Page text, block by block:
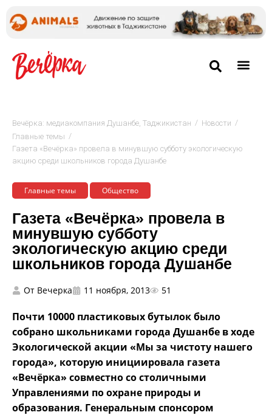
Вечёрка: медиакомпания Душанбе, Таджикистан / Новости /
Главные темы /
Газета «Вечёрка» провела в минувшую субботу экологическую
акцию среди школьников города Душанбе
Главные темы Общество
Газета «Вечёрка» провела в
минувшую субботу
экологическую акцию среди
школьников города Душанбе
От Вечерка 11 ноября, 2013 51
Почти 10000 пластиковых бутылок было
собрано школьниками города Душанбе в ходе
Экологической акции «Мы за чистоту нашего
города», которую инициировала газета
«Вечёрка» совместно со столичными
Управлениями по охране природы и
образования. Генеральным спонсором